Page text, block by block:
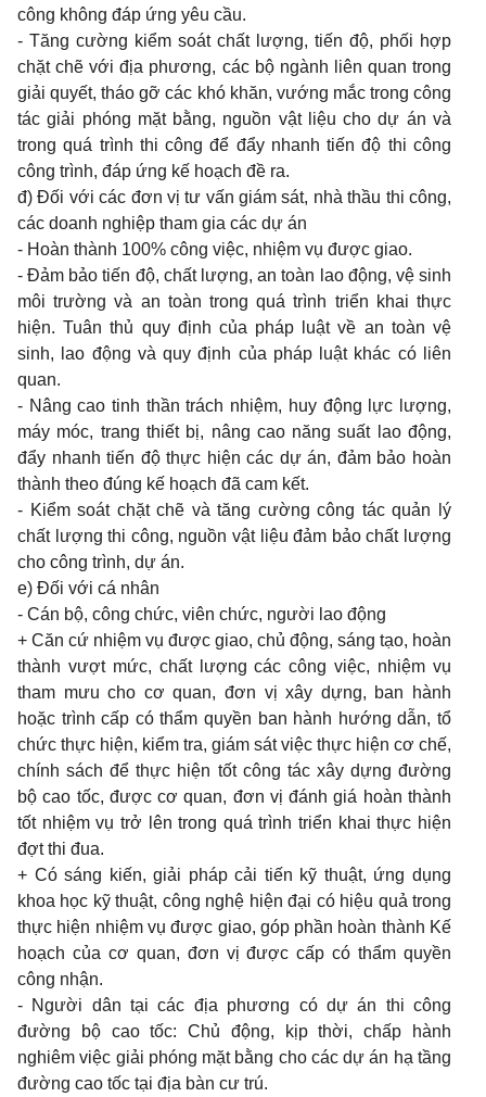
công không đáp ứng yêu cầu.
- Tăng cường kiểm soát chất lượng, tiến độ, phối hợp
chặt chẽ với địa phương, các bộ ngành liên quan trong
giải quyết, tháo gỡ các khó khăn, vướng mắc trong công
tác giải phóng mặt bằng, nguồn vật liệu cho dự án và
trong quá trình thi công để đẩy nhanh tiến độ thi công
công trình, đáp ứng kế hoạch đề ra.
đ) Đối với các đơn vị tư vấn giám sát, nhà thầu thi công,
các doanh nghiệp tham gia các dự án
- Hoàn thành 100% công việc, nhiệm vụ được giao.
- Đảm bảo tiến độ, chất lượng, an toàn lao động, vệ sinh
môi trường và an toàn trong quá trình triển khai thực
hiện. Tuân thủ quy định của pháp luật về an toàn vệ
sinh, lao động và quy định của pháp luật khác có liên
quan.
- Nâng cao tinh thần trách nhiệm, huy động lực lượng,
máy móc, trang thiết bị, nâng cao năng suất lao động,
đẩy nhanh tiến độ thực hiện các dự án, đảm bảo hoàn
thành theo đúng kế hoạch đã cam kết.
- Kiểm soát chặt chẽ và tăng cường công tác quản lý
chất lượng thi công, nguồn vật liệu đảm bảo chất lượng
cho công trình, dự án.
e) Đối với cá nhân
- Cán bộ, công chức, viên chức, người lao động
+ Căn cứ nhiệm vụ được giao, chủ động, sáng tạo, hoàn
thành vượt mức, chất lượng các công việc, nhiệm vụ
tham mưu cho cơ quan, đơn vị xây dựng, ban hành
hoặc trình cấp có thẩm quyền ban hành hướng dẫn, tổ
chức thực hiện, kiểm tra, giám sát việc thực hiện cơ chế,
chính sách để thực hiện tốt công tác xây dựng đường
bộ cao tốc, được cơ quan, đơn vị đánh giá hoàn thành
tốt nhiệm vụ trở lên trong quá trình triển khai thực hiện
đợt thi đua.
+ Có sáng kiến, giải pháp cải tiến kỹ thuật, ứng dụng
khoa học kỹ thuật, công nghệ hiện đại có hiệu quả trong
thực hiện nhiệm vụ được giao, góp phần hoàn thành Kế
hoạch của cơ quan, đơn vị được cấp có thẩm quyền
công nhận.
- Người dân tại các địa phương có dự án thi công
đường bộ cao tốc: Chủ động, kịp thời, chấp hành
nghiêm việc giải phóng mặt bằng cho các dự án hạ tầng
đường cao tốc tại địa bàn cư trú.